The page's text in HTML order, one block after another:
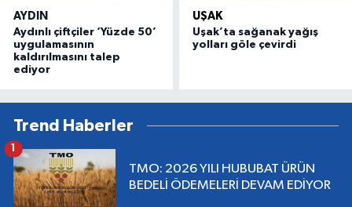
AYDIN
Aydınlı çiftçiler ‘Yüzde 50’
uygulamasının
kaldırılmasını talep
ediyor
UŞAK
Uşak’ta sağanak yağış
yolları göle çevirdi
Trend Haberler
TMO: 2026 YILI HUBUBAT ÜRÜN
BEDELİ ÖDEMELERİ DEVAM EDİYOR
1